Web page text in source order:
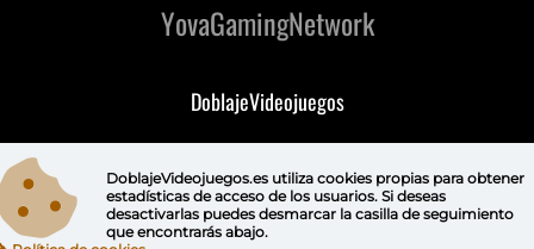
YovaGamingNetwork
DoblajeVideojuegos
DeVuego
DeVuego GAL
DoblajeVideojuegos.es utiliza cookies propiaspara obtener
estadísticas de acceso de los usuarios. Si deseas
desactivarlas puedes desmarcar la casilla de seguimiento
que encontrarás abajo.